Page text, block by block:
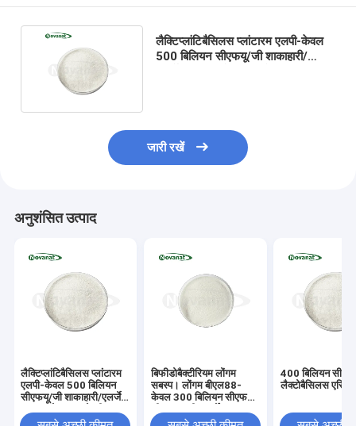
लैक्टिप्लांटिबैसिलस प्लांटारम एलपी-केवल
500 बिलियन सीएफयू/जी शाकाहारी/
जारी रखें
अनुशंसित उत्पाद
लैक्टिप्लांटिबैसिलस प्लांटारम
एलपी-केवल 500 बिलियन
सीएफयू/जी शाकाहारी/एलर्जेन
बिफीडोबैक्टीरियम लोंगम
सबस्प। लोंगम बीएल88-
केवल 300 बिलियन सीएफयू/
ग्लूटेन मुक्त/डेयरी मुक्त
400 बिलियन
लैक्टोबैसिलस